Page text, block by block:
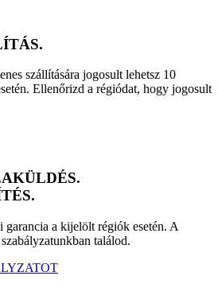
szállítására jogosult lehetsz 10
Ellenőrizd a régiódat, hogy jogosult
garancia a kijelölt régiók esetén. A
találod.